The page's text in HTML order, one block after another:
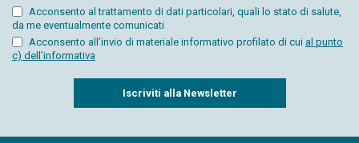
Acconsento al trattamento di dati particolari, quali lo stato di salute,
da me eventualmente comunicati
Acconsento all’invio di materiale informativo profilato di cui al punto
c) dell’informativa